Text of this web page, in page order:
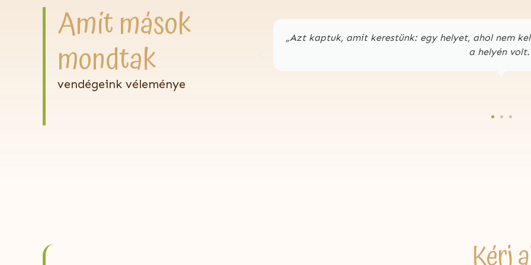
Amit mások
mondtak
vendégeink véleménye
kellett igazodnunk semmihez, mégis minden
„Nem akartunk túl sokat – csak azt, hogy együtt